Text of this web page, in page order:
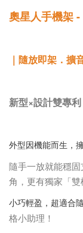
奧星人手機架
｜隨放即架．擴
新型×設計雙專
外型因機能而生，
隨手一放就能穩
角，更有獨家「雙
小巧輕盈，超適合
格小助理！